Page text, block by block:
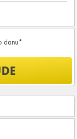
danu*
(CDW) i krađe